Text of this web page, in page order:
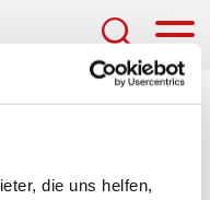
die uns helfen,